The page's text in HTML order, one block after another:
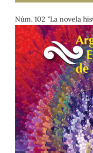
Núm. 102 "La novela